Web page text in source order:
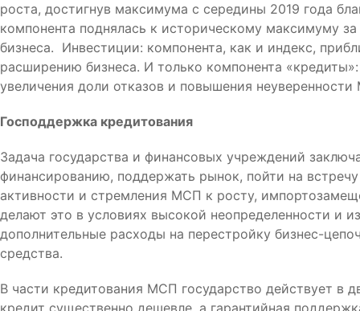
роста, достигнув максимума с середины 2019 года
компонента поднялась к историческому максимуму
бизнеса. Инвестиции: компонента, как и индекс,
расширению бизнеса. И только компонента
увеличения доли отказов и повышения
Господдержка кредитования
Задача государства и финансовых учреждений
финансированию, поддержать рынок, пойти на
активности и стремления МСП к росту,
делают это в условиях высокой неопределенности и
дополнительные расходы на перестройку бизнес-
средства.
В части кредитования МСП государство действует в